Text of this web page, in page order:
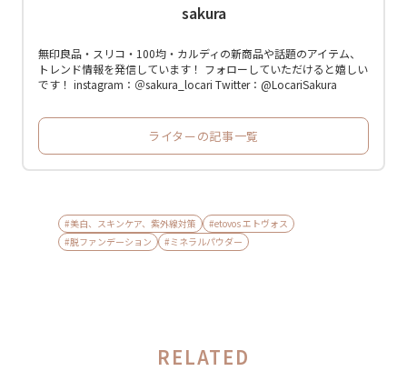
sakura
無印良品・スリコ・100均・カルディの新商品や話題のアイテム、
トレンド情報を発信しています！ フォローしていただけると嬉しい
です！ instagram：＠sakura_locari Twitter：@LocariSakura
ライターの記事一覧
#美白、スキンケア、紫外線対策
#etovos エトヴォス
#脱ファンデーション
#ミネラルパウダー
RELATED